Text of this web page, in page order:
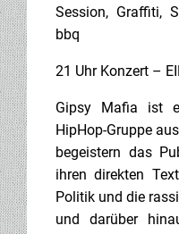
Session, Graffiti,
bbq
21 Uhr Konzert –
Gipsy Mafia ist
HipHop-Gruppe
begeistern das
ihren direkten
Politik und die
und darüber